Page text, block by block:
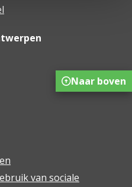
van sociale
Naar boven